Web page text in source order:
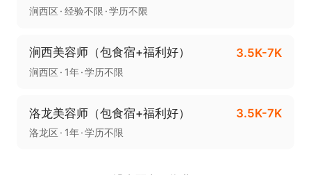
涧西区 经验不限 学历不限
涧西美容师（包食宿+福利好） 3.5K-7K
涧西区 1年 学历不限
洛龙美容师（包食宿+福利好） 3.5K-7K
洛龙区 1年 学历不限